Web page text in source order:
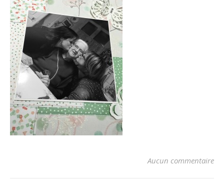
Aucun commentaire